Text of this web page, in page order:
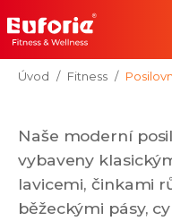
Přeskočit na hlavní
Jsi tady:
Úvod Fitness
Naše moderní
vybaveny
lavicemi, činkami
běžeckými pásy,